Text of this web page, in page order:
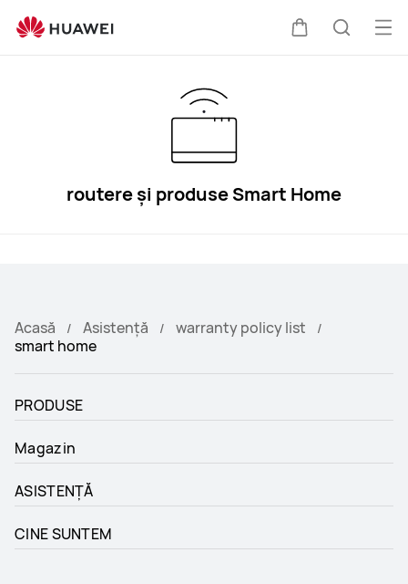
HUAWEI
routere și produse Smart Home
Acasă Asistență
warranty policy list
smart home
PRODUSE
Magazin
ASISTENȚĂ
CINE SUNTEM